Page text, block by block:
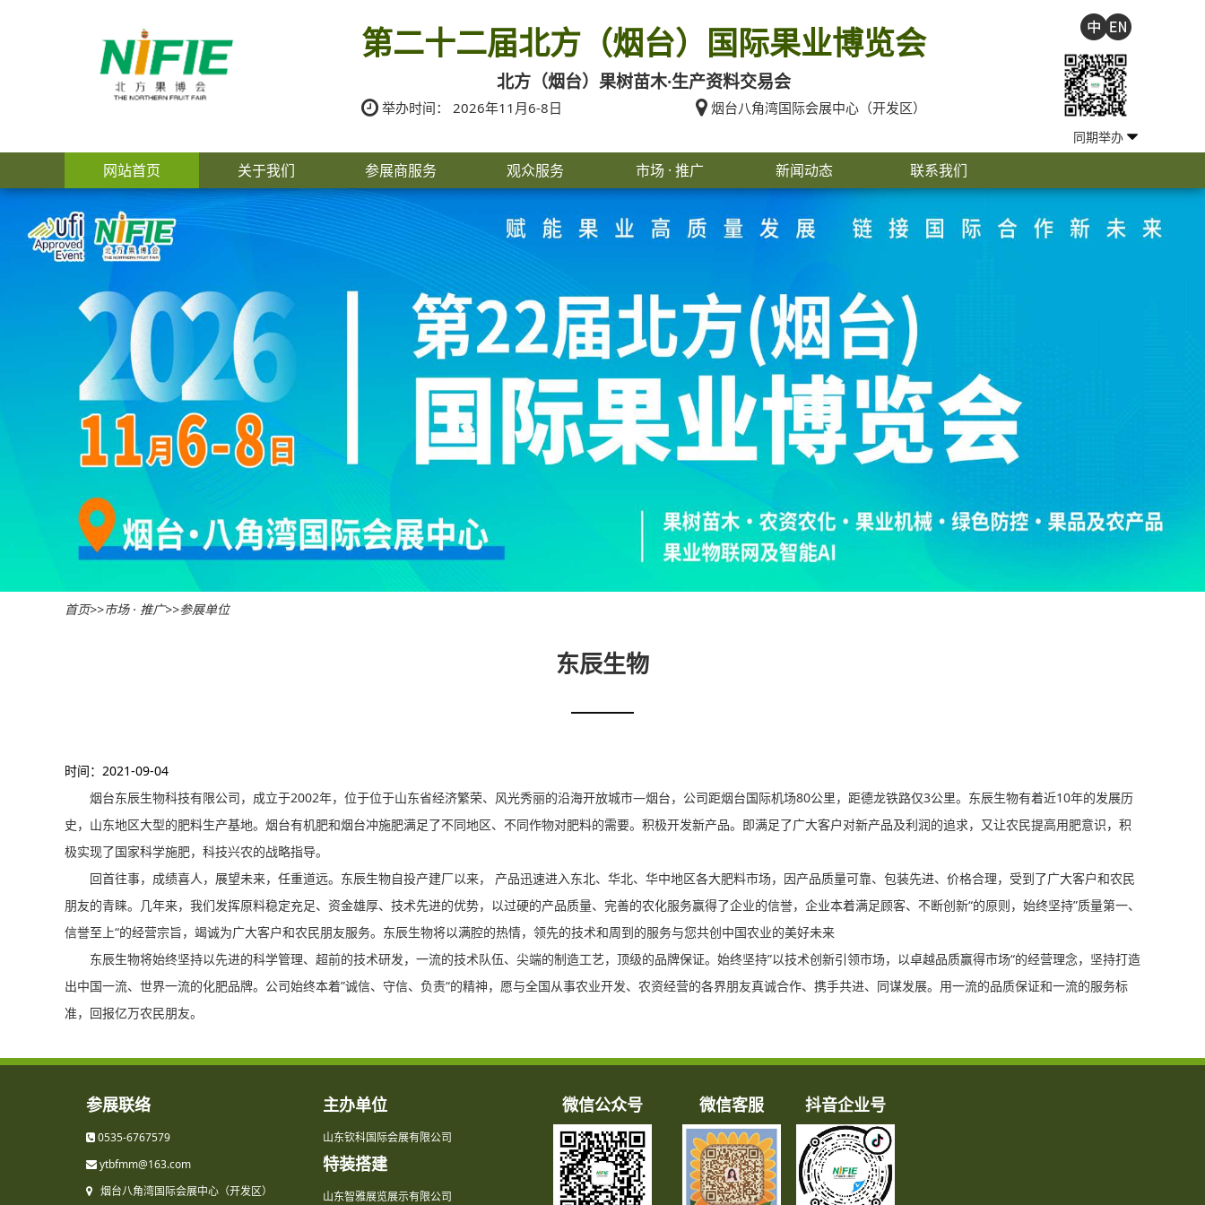
第二十二届北方（烟台）国际果业博览会
北方（烟台）果树苗木·生产资料交易会
举办时间： 2026年11月6-8日 烟台八角湾国际会展中心（开发区）
同期举办
网站首页 关于我们 参展商服务 观众服务 市场 · 推广 新闻动态 联系我们
首页>>市场 · 推广>>参展单位
东辰生物
时间：2021-09-04
烟台东辰生物科技有限公司，成立于2002年，位于位于山东省经济繁荣、风光秀丽的沿海开放城市—烟台，公司距烟台国际机场80公里，距德龙铁路仅3公里。东辰生物有着近10年的发展历
史，山东地区大型的肥料生产基地。烟台有机肥和烟台冲施肥满足了不同地区、不同作物对肥料的需要。积极开发新产品。即满足了广大客户对新产品及利润的追求，又让农民提高用肥意识，积
极实现了国家科学施肥，科技兴农的战略指导。
回首往事，成绩喜人，展望未来，任重道远。东辰生物自投产建厂以来， 产品迅速进入东北、华北、华中地区各大肥料市场，因产品质量可靠、包装先进、价格合理，受到了广大客户和农民
朋友的青睐。几年来，我们发挥原料稳定充足、资金雄厚、技术先进的优势，以过硬的产品质量、完善的农化服务赢得了企业的信誉，企业本着满足顾客、不断创新“的原则，始终坚持”质量第一、
信誉至上“的经营宗旨，竭诚为广大客户和农民朋友服务。东辰生物将以满腔的热情，领先的技术和周到的服务与您共创中国农业的美好未来
东辰生物将始终坚持以先进的科学管理、超前的技术研发，一流的技术队伍、尖端的制造工艺，顶级的品牌保证。始终坚持”以技术创新引领市场，以卓越品质赢得市场“的经营理念，坚持打造
出中国一流、世界一流的化肥品牌。公司始终本着”诚信、守信、负责“的精神，愿与全国从事农业开发、农资经营的各界朋友真诚合作、携手共进、同谋发展。用一流的品质保证和一流的服务标
准，回报亿万农民朋友。
参展联络
0535-6767579
ytbfmm@163.com
烟台八角湾国际会展中心（开发区）
主办单位
山东钦科国际会展有限公司
特装搭建
山东智雅展览展示有限公司
微信公众号 微信客服 抖音企业号